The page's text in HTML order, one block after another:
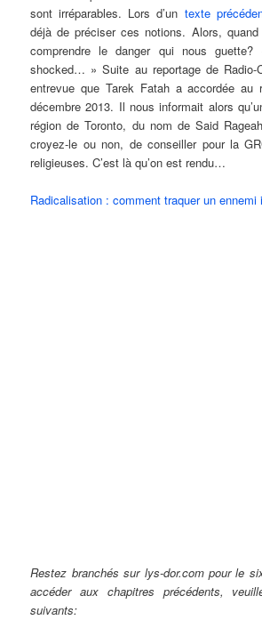
sont irréparables. Lors d’un texte
déjà de préciser ces notions. Alors,
comprendre le danger qui nous
shocked… » Suite au reportage de Radio-
entrevue que Tarek Fatah a accordée au
décembre 2013. Il nous informait alors
région de Toronto, du nom de Said
croyez-le ou non, de conseiller pour la
religieuses. C’est là qu’on est rendu…
Radicalisation : comment traquer un ennemi
Restez branchés sur lys-dor.com pour le
accéder aux chapitres précédents,
suivants: